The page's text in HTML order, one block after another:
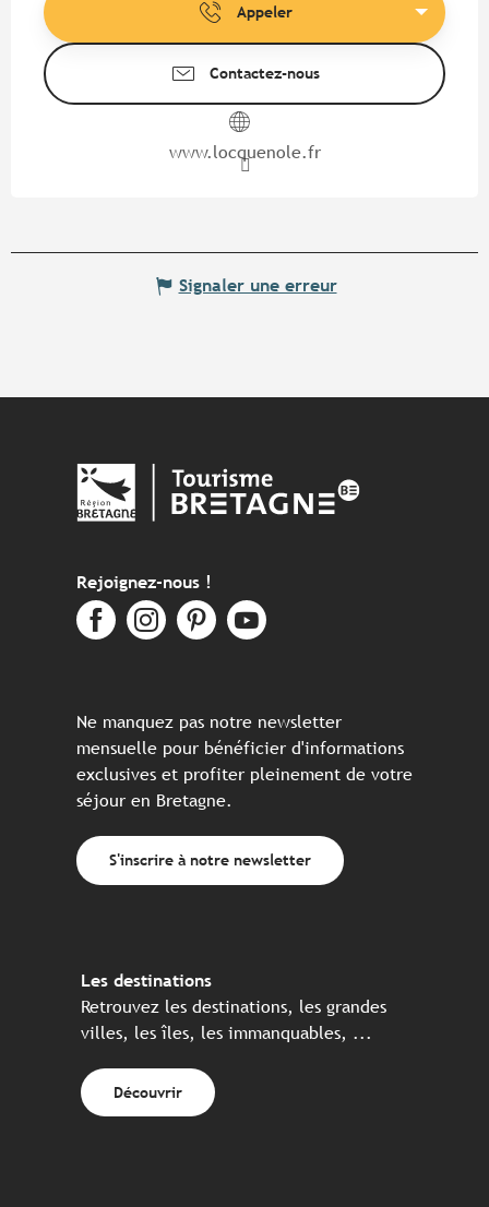
Appeler
Contactez-nous
www.locquenole.fr
Signaler une erreur
Rejoignez-nous !
Ne manquez pas notre newsletter
mensuelle pour bénéficier d'informations
exclusives et profiter pleinement de votre
séjour en Bretagne.
S'inscrire à notre newsletter
Les destinations
Retrouvez les destinations, les grandes
villes, les îles, les immanquables, ...
Découvrir